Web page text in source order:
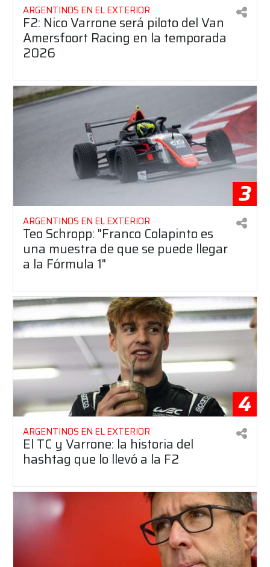
ARGENTINOS EN EL EXTERIOR
F2: Nico Varrone será piloto del Van
Amersfoort Racing en la temporada
2026
3
ARGENTINOS EN EL EXTERIOR
Teo Schropp: "Franco Colapinto es
una muestra de que se puede llegar
a la Fórmula 1"
4
ARGENTINOS EN EL EXTERIOR
El TC y Varrone: la historia del
hashtag que lo llevó a la F2